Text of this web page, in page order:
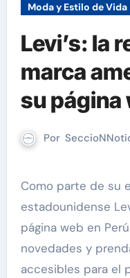
Moda y Estilo de Vida
Levi’s: la
marca
su página
Por
Como parte de su expansión en el país, la marca
estadounidense
página web en
novedades y
accesibles para el